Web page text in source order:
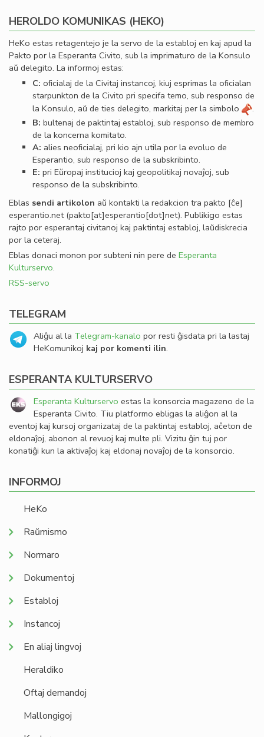
HEROLDO KOMUNIKAS (HEKO)
HeKo estas retagentejo je la servo de la establoj en kaj apud la
Pakto por la Esperanta Civito, sub la imprimaturo de la Konsulo
aŭ delegito. La informoj estas:
C: oﬁcialaj de la Civitaj instancoj, kiuj esprimas la oﬁcialan
starpunkton de la Civito pri specifa temo, sub responso de
la Konsulo, aŭ de ties delegito, markitaj per la simbolo
.
B: bultenaj de paktintaj establoj, sub responso de membro
de la koncerna komitato.
A: alies neoﬁcialaj, pri kio ajn utila por la evoluo de
Esperantio, sub responso de la subskribinto.
E: pri Eŭropaj institucioj kaj geopolitikaj novaĵoj, sub
responso de la subskribinto.
Eblas sendi artikolon aŭ kontakti la redakcion tra pakto [ĉe]
esperantio.net(pakto[at]esperantio[dot]net). Publikigo estas
rajto por esperantaj civitanoj kaj paktintaj establoj, laŭdiskrecia
por la ceteraj.
Eblas donaci monon por subteni nin pere de Esperanta
Kulturservo.
RSS-servo
TELEGRAM
Aliĝu al la Telegram-kanalo por resti ĝisdata pri la lastaj
HeKomunikoj kaj por komenti ilin.
ESPERANTA KULTURSERVO
Esperanta Kulturservo estas la konsorcia magazeno de la
Esperanta Civito. Tiu platformo ebligas la aliĝon al la
eventoj kaj kursoj organizataj de la paktintaj establoj, aĉeton de
eldonaĵoj, abonon al revuoj kaj multe pli. Vizitu ĝin tuj por
konatiĝi kun la aktivaĵoj kaj eldonaj novaĵoj de la konsorcio.
INFORMOJ
HeKo
Raŭmismo
Normaro
Dokumentoj
Establoj
Instancoj
En aliaj lingvoj
Heraldiko
Oftaj demandoj
Mallongigoj